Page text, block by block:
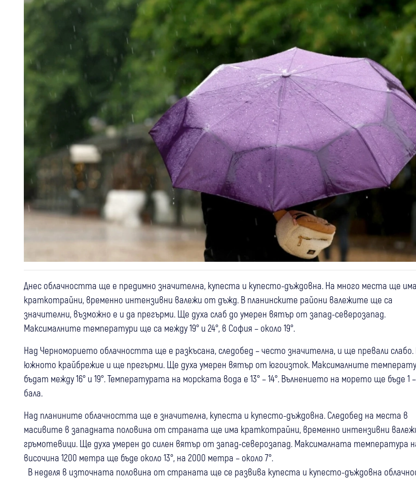
Днес облачността ще е предимно значителна, купеста и купесто-дъждовна. На много места ще има
краткотрайни, временно интензивни валежи от дъжд. В планинските райони валежите ще са
значителни, възможно е и да прегърми. Ще духа слаб до умерен вятър от запад-северозапад.
Максималните температури ще са между 19° и 24°, в София – около 19°.
Над Черноморието облачността ще е разкъсана, следобед – често значителна, и ще превали слабо.
южното крайбрежие и ще прегърми. Ще духа умерен вятър от югоизток. Максималните
бъдат между 16° и 19°. Температурата на морската вода е 13° – 14°. Вълнението на морето ще бъде 1
бала.
Над планините облачността ще е значителна, купеста и купесто-дъждовна. Следобед на места в
масивите в западната половина от страната ще има краткотрайни, временно интензивни
гръмотевици. Ще духа умерен до силен вятър от запад-северозапад. Максималната температура
височина 1200 метра ще бъде около 13°, на 2000 метра – около 7°.
В неделя в източната половина от страната ще се развива купеста и купесто-дъждовна